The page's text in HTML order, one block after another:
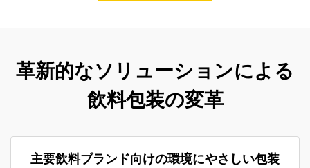
革新的なソリューションによる
飲料包装の変革
主要飲料ブランド向けの環境にやさしい包装